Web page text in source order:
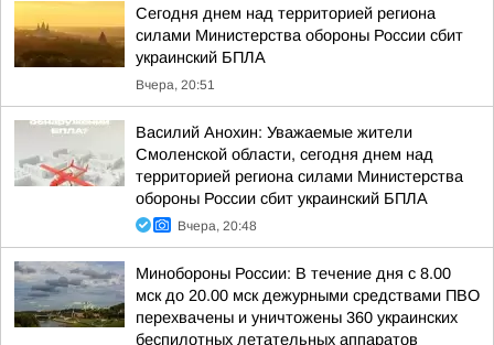
Сегодня днем над территорией региона
силами Министерства обороны России сбит
украинский БПЛА
Вчера, 20:51
Василий Анохин: Уважаемые жители
Смоленской области, сегодня днем над
территорией региона силами Министерства
обороны России сбит украинский БПЛА
Вчера, 20:48
Минобороны России: В течение дня с 8.00
мск до 20.00 мск дежурными средствами ПВО
перехвачены и уничтожены 360 украинских
беспилотных летательных аппаратов